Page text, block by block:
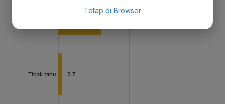
Tetap di Browser